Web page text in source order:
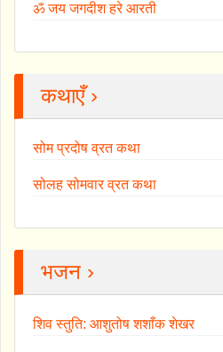
ॐ जय जगदीश हरे आरती
कथाएँ ›
सोम प्रदोष व्रत कथा
सोलह सोमवार व्रत कथा
भजन ›
शिव स्तुति: आशुतोष शशाँक शेखर